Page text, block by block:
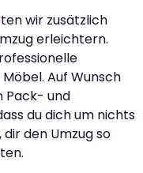
wir zusätzlich
erleichtern.
Auf Wunsch
Pack- und
du dich um nichts
den Umzug so